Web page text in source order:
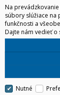
Na
súbory slúžiace
funkčnosti a
Dajte nám vedieť o
Nutné